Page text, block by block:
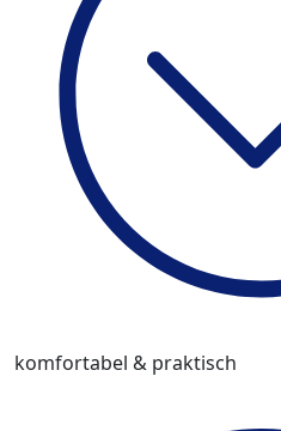
komfortabel & praktisch